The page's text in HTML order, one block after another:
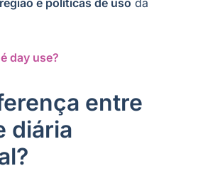
day use?
entre
diária